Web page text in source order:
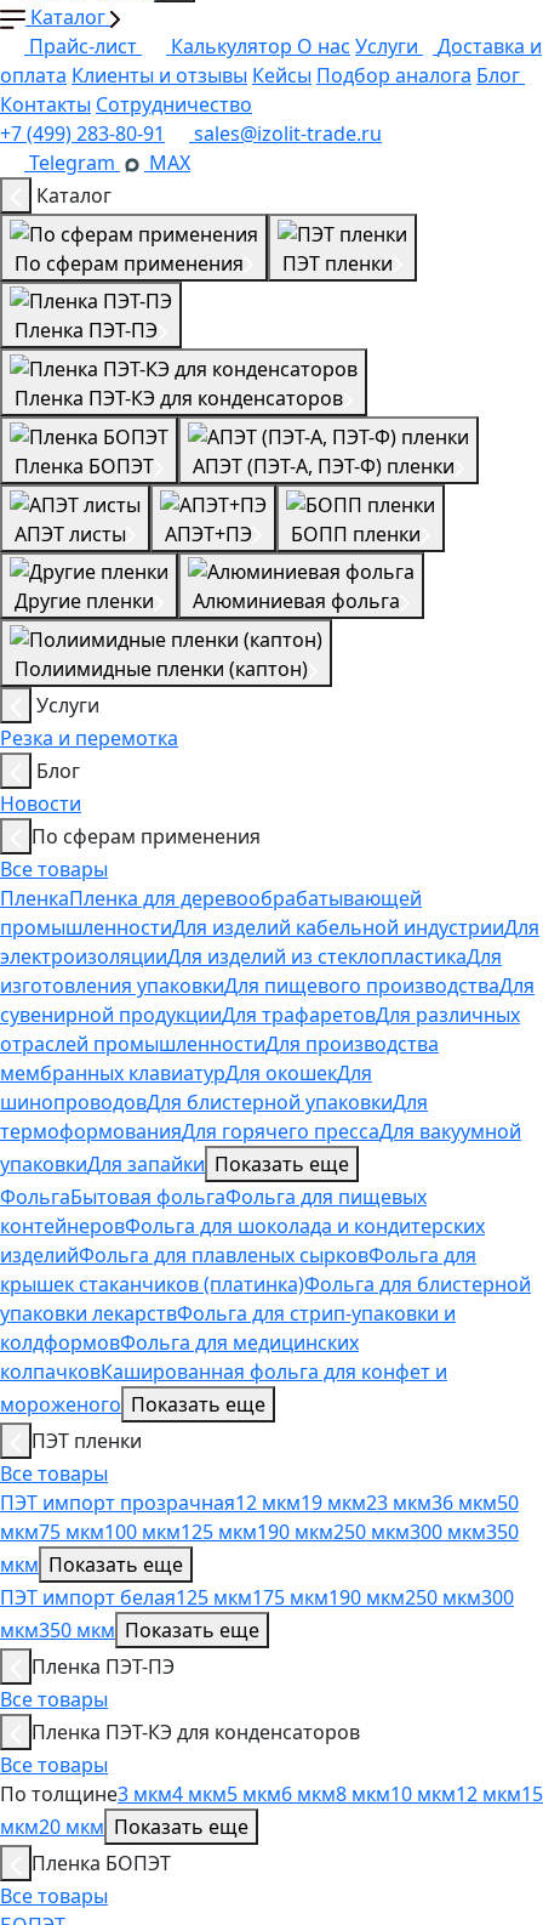
Каталог
Прайс-лист
Калькулятор О нас Услуги
Доставка и
оплата Клиенты и отзывы Кейсы Подбор аналога Блог
Контакты Сотрудничество
+7 (499) 283-80-91
sales@izolit-trade.ru
Telegram
MAX
Каталог
По сферам применения ПЭТ пленки
Пленка ПЭТ-ПЭ
Пленка ПЭТ-КЭ для конденсаторов
Пленка БОПЭТ АПЭТ (ПЭТ-А, ПЭТ-Ф) пленки
АПЭТ листы АПЭТ+ПЭ БОПП пленки
Другие пленки Алюминиевая фольга
Полиимидные пленки (каптон)
Услуги
Резка и перемотка
Блог
Новости
По сферам применения
Все товары
ПленкаПленка для деревообрабатывающей
промышленностиДля изделий кабельной индустрииДля
электроизоляцииДля изделий из стеклопластикаДля
изготовления упаковкиДля пищевого производстваДля
сувенирной продукцииДля трафаретовДля различных
отраслей промышленностиДля производства
мембранных клавиатурДля окошекДля
шинопроводовДля блистерной упаковкиДля
термоформованияДля горячего прессаДля вакуумной
упаковкиДля запайки Показать еще
ФольгаБытовая фольгаФольга для пищевых
контейнеровФольга для шоколада и кондитерских
изделийФольга для плавленых сырковФольга для
крышек стаканчиков (платинка)Фольга для блистерной
упаковки лекарствФольга для стрип-упаковки и
колдформовФольга для медицинских
колпачковКашированная фольга для конфет и
мороженого Показать еще
ПЭТ пленки
Все товары
ПЭТ импорт прозрачная12 мкм19 мкм23 мкм36 мкм50
мкм75 мкм100 мкм125 мкм190 мкм250 мкм300 мкм350
мкм Показать еще
ПЭТ импорт белая125 мкм175 мкм190 мкм250 мкм300
мкм350 мкм Показать еще
Пленка ПЭТ-ПЭ
Все товары
Пленка ПЭТ-КЭ для конденсаторов
Все товары
По толщине3 мкм4 мкм5 мкм6 мкм8 мкм10 мкм12 мкм15
мкм20 мкм Показать еще
Пленка БОПЭТ
Все товары